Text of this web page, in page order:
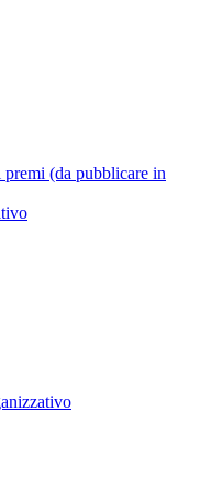
(da pubblicare in